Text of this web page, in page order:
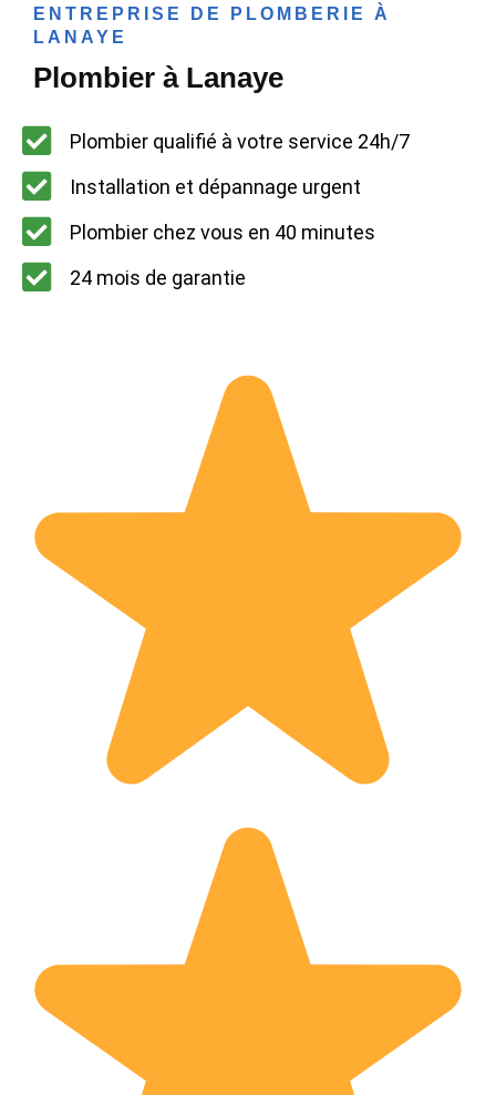
ENTREPRISE DE PLOMBERIE À
LANAYE
Plombier à Lanaye
Plombier qualifié à votre service 24h/7
Installation et dépannage urgent
Plombier chez vous en 40 minutes
24 mois de garantie